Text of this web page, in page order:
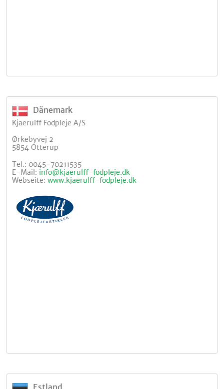
Dänemark
Kjaerulff Fodpleje A/S
Ørkebyvej 2
5854 Otterup
Tel.: 0045-70211535
E-Mail: info@kjaerulff-fodpleje.dk
Webseite:www.kjaerulff-fodpleje.dk
Estland